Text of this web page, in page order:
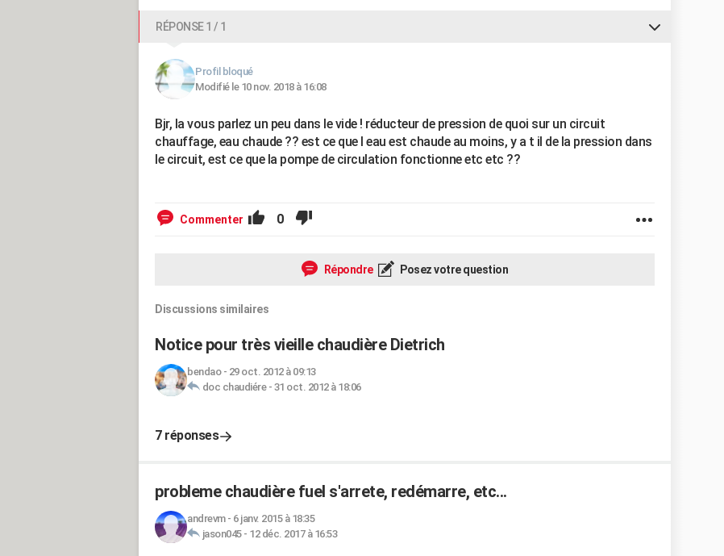
RÉPONSE 1 / 1
Profil bloqué
Modifié le 10 nov. 2018 à 16:08
Bjr, la vous parlez un peu dans le vide ! réducteur de pression de quoi sur un circuit
chauffage, eau chaude ?? est ce que l eau est chaude au moins, y a t il de la pression dans
le circuit, est ce que la pompe de circulation fonctionne etc etc ??
Commenter 0
Répondre Posez votre question
Discussions similaires
Notice pour très vieille chaudière Dietrich
bendao- 29 oct. 2012 à 09:13
doc chaudiére- 31 oct. 2012 à 18:06
7 réponses
probleme chaudière fuel s'arrete, redémarre, etc...
andrevm- 6 janv. 2015 à 18:35
jason045- 12 déc. 2017 à 16:53